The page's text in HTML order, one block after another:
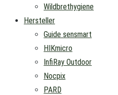
Wildbrethygiene
Hersteller
Guide sensmart
HIKmicro
InfiRay Outdoor
Nocpix
PARD